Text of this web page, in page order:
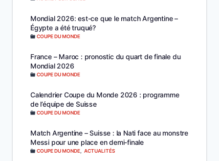
Mondial 2026: est-ce que le match Argentine –
Égypte a été truqué?
COUPE DU MONDE
France – Maroc : pronostic du quart de finale du
Mondial 2026
COUPE DU MONDE
Calendrier Coupe du Monde 2026 : programme
de l’équipe de Suisse
COUPE DU MONDE
Match Argentine – Suisse : la Nati face au monstre
Messi pour une place en demi-finale
COUPE DU MONDE ACTUALITÉS